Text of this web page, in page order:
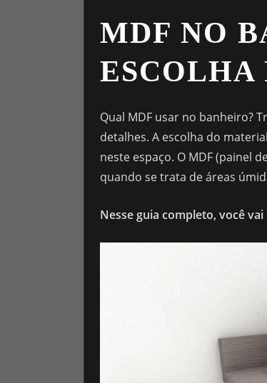
MDF NO
ESCOLHA
Qual MDF usar no banheiro?
detalhes. A escolha do
neste espaço. O MDF (painel
quando se trata de áreas
Nesse guia completo, você